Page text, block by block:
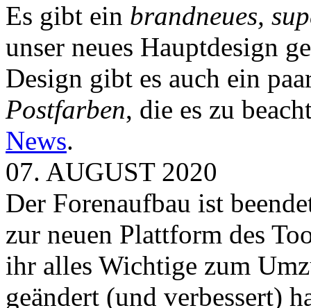
Es gibt ein brandneues,
unser neues Hauptdesign
Design gibt es auch ein
Postfarben, die es zu
News.
07. AUGUST 2020
Der Forenaufbau ist
zur neuen Plattform des
ihr alles Wichtige zum
geändert (und verbessert)